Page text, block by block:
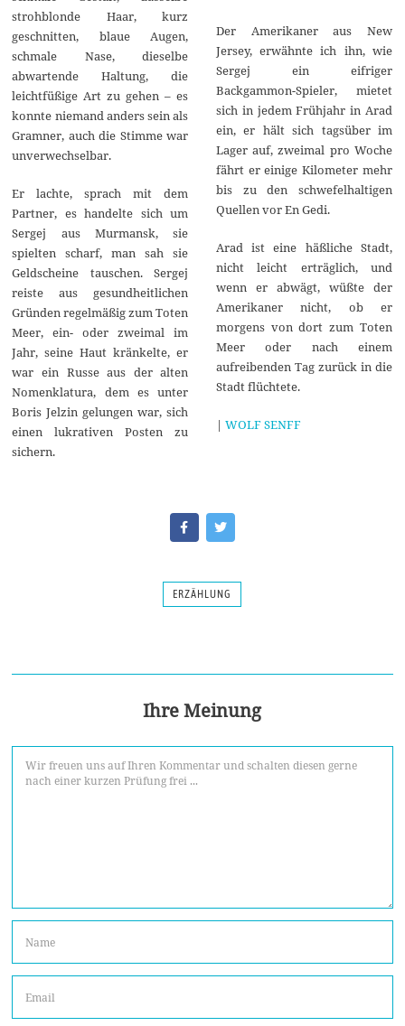
strohblonde Haar, kurz
geschnitten, blaue Augen,
schmale Nase, dieselbe
abwartende Haltung, die
leichtfüßige Art zu gehen – es
konnte niemand anders sein als
Gramner, auch die Stimme war
unverwechselbar.
Er lachte, sprach mit dem
Partner, es handelte sich um
Sergej aus Murmansk, sie
spielten scharf, man sah sie
Geldscheine tauschen. Sergej
reiste aus gesundheitlichen
Gründen regelmäßig zum Toten
Meer, ein- oder zweimal im
Jahr, seine Haut kränkelte, er
war ein Russe aus der alten
Nomenklatura, dem es unter
Boris Jelzin gelungen war, sich
einen lukrativen Posten zu
sichern.
Der Amerikaner aus New
Jersey, erwähnte ich ihn, wie
Sergej ein eifriger
Backgammon-Spieler, mietet
sich in jedem Frühjahr in Arad
ein, er hält sich tagsüber im
Lager auf, zweimal pro Woche
fährt er einige Kilometer mehr
bis zu den schwefelhaltigen
Quellen vor En Gedi.
Arad ist eine häßliche Stadt,
nicht leicht erträglich, und
wenn er abwägt, wüßte der
Amerikaner nicht, ob er
morgens von dort zum Toten
Meer oder nach einem
aufreibenden Tag zurück in die
Stadt flüchtete.
| WOLF SENFF
ERZÄHLUNG
Ihre Meinung